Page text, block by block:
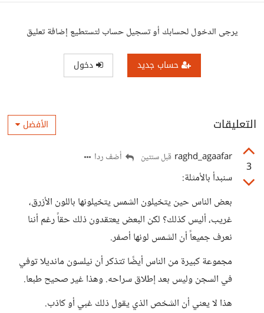
يرجى الدخول لحسابك أو تسجيل حساب لتستطيع إضافة تعليق
حساب جديد دخول
التعليقات الأفضل
3
raghd_agaafar قبل سنتين أضف ردا
سنبدأ بالأمثلة:
بعض الناس حين يتخيلون الشمس يتخيلونها باللون الأزرق،
غريب، أليس كذلك؟ لكن البعض يعتقدون ذلك حقاً رغم أننا
نعرف جميعاً أن الشمس لونها أصفر.
مجموعة كبيرة من الناس أيضًا تتذكر أن نيلسون مانديلا توفي
في السجن وليس بعد إطلاق سراحه. وهذا غير صحيح طبعا.
هذا لا يعني أن الشخص الذي يقول ذلك غبي أو كاذب.